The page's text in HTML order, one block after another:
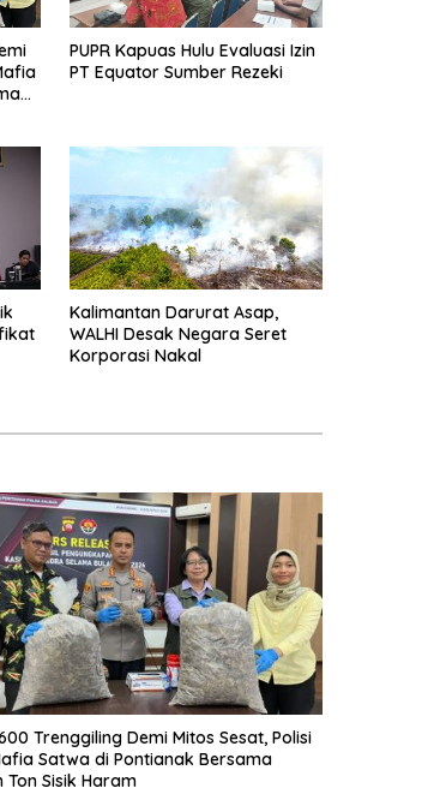
PUPR Kapuas Hulu Evaluasi Izin
PT Equator Sumber Rezeki
Kalimantan Darurat Asap,
WALHI Desak Negara Seret
Korporasi Nakal
Trenggiling Demi Mitos Sesat, Polisi
Satwa di Pontianak Bersama
Ton Sisik Haram